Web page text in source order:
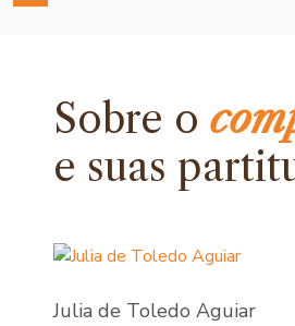
Sobre o
e suas
Julia de Toledo Aguiar